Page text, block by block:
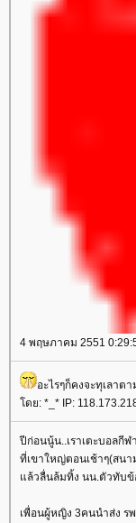
4 พฤษภาคม 2551
อะไรๆก็คงจะทุเลาต
ดย: *_* IP:
ปีก่อนนู้น..เราเตะบอลกีฬ
ที่เขาใหญ่ตอนเช้าๆ(สน
ล้วลื่นล้มทิ้ง นน.ตัวทับข้
เพื่อนผู้หญิง 3คนนำส่ง ร